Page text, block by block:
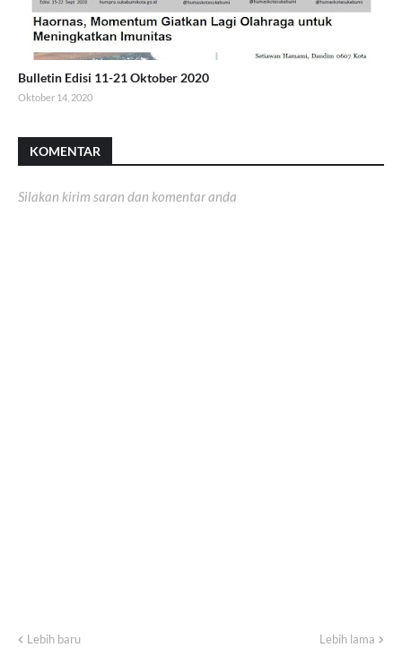
Bulletin Edisi 11-21 Oktober 2020
Oktober 14, 2020
KOMENTAR
Silakan kirim saran dan komentar anda
Lebih baru Lebih lama